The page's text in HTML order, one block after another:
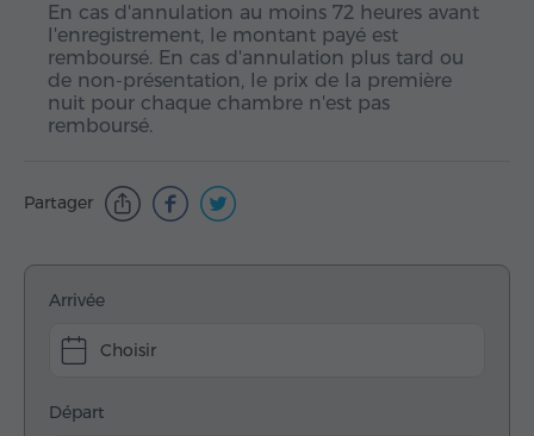
En cas d'annulation au moins 72 heures avant
l'enregistrement, le montant payé est
remboursé. En cas d'annulation plus tard ou
de non-présentation, le prix de la première
nuit pour chaque chambre n'est pas
remboursé.
Partager
Arrivée
Choisir
Départ